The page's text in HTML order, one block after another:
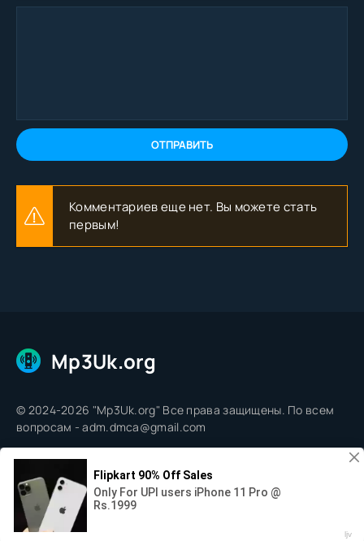
ОТПРАВИТЬ
Комментариев еще нет. Вы можете стать
первым!
Mp3Uk.org
© 2024-2026 "Mp3Uk.org" Все права защищены. По всем
вопросам - adm.dmca@gmail.com
0:00